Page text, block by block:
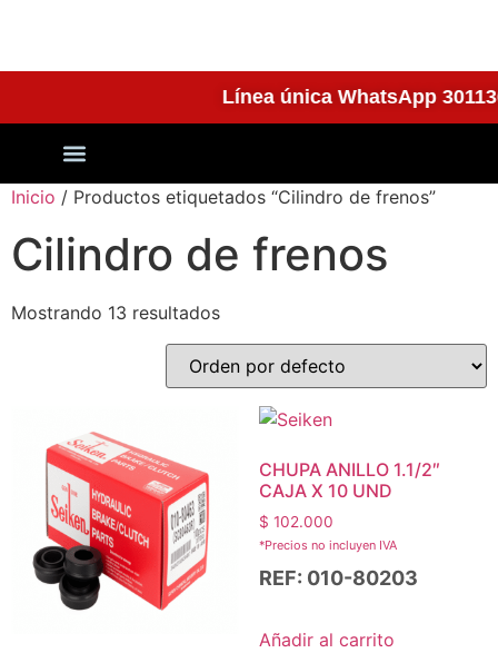
Línea única WhatsApp
Inicio / Productos etiquetados “Cilindro de frenos”
Cilindro de frenos
Mostrando 13 resultados
CHUPA ANILLO 1.1/2″
CAJA X 10 UND
$ 102.000
*Precios no incluyen IVA
REF: 010-80203
Añadir al carrito